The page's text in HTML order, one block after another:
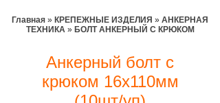
Главная » КРЕПЕЖНЫЕ ИЗДЕЛИЯ » АНКЕРНАЯ
ТЕХНИКА» БОЛТ АНКЕРНЫЙ С КРЮКОМ
Анкерный болт с
крюком 16х110мм